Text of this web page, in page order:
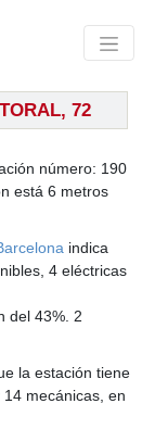
72
número: 190
está 6 metros
indica
4 eléctricas
del 43%. 2
la estación tiene
mecánicas, en